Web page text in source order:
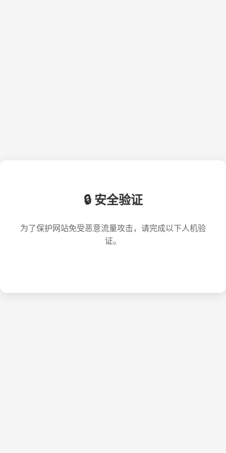
🔒 安全验证
为了保护网站免受恶意流量攻击，请完成以下人机验
证。